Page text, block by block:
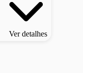
Ver detalhes